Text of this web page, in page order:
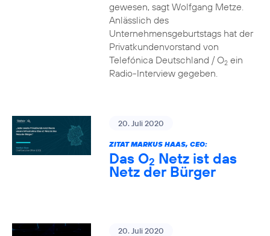
gewesen, sagt Wolfgang Metze.
Anlässlich des
Unternehmensgeburtstags hat der
Privatkundenvorstand von
Telefónica Deutschland / O2ein
Radio-Interview gegeben.
20. Juli 2020
ZITAT MARKUS HAAS, CEO:
Das O2 Netz ist das
Netz der Bürger
20. Juli 2020